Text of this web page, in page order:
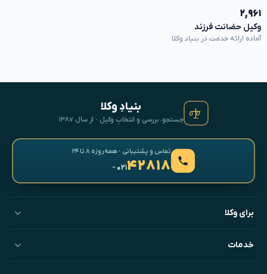
۲,۹۶۱
وکیل حضانت فرزند
آماده ارائه خدمت در بنیاد وکلا
بنیادِ وکلا
جستجو، بررسی و انتخابِ وکیل · از سال ۱۳۸۷
تماس و پشتیبانی · همه‌روزه ۸ تا ۲۴
۴۲۸۱۸- ۰۲۱
برای وکلا
خدمات